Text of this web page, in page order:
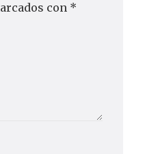
con *